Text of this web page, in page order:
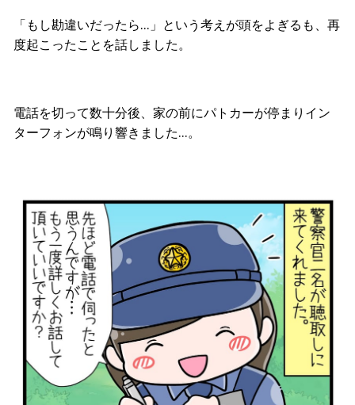
「もし勘違いだったら…」という考えが頭をよぎるも、再
度起こったことを話しました。
電話を切って数十分後、家の前にパトカーが停まりイン
ターフォンが鳴り響きました…。